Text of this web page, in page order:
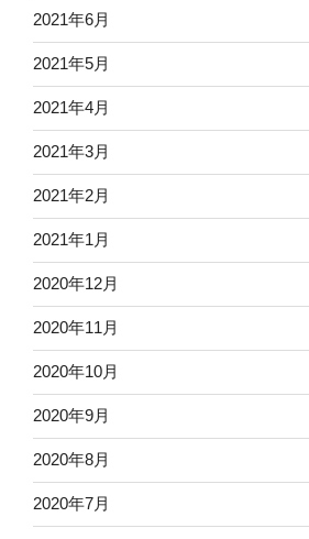
2021年6月
2021年5月
2021年4月
2021年3月
2021年2月
2021年1月
2020年12月
2020年11月
2020年10月
2020年9月
2020年8月
2020年7月